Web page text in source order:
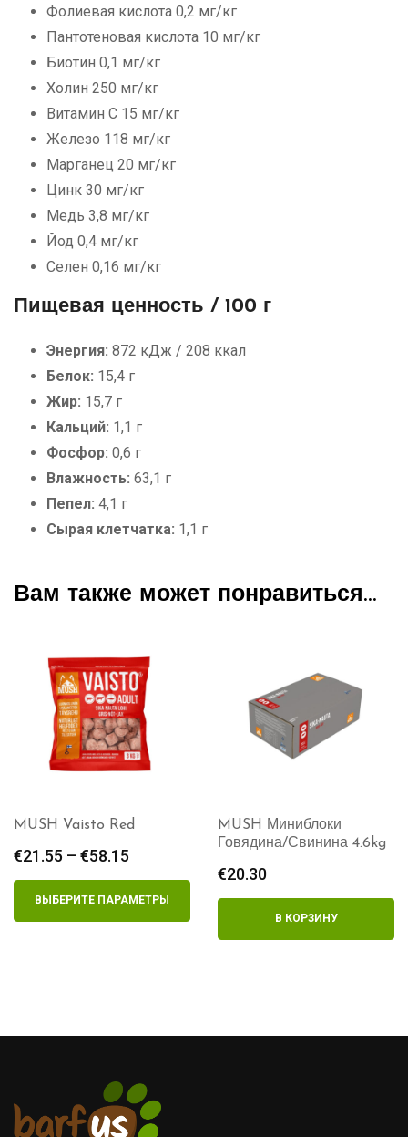
Фолиевая кислота 0,2 мг/кг
Пантотеновая кислота 10 мг/кг
Биотин 0,1 мг/кг
Холин 250 мг/кг
Витамин С 15 мг/кг
Железо 118 мг/кг
Марганец 20 мг/кг
Цинк 30 мг/кг
Медь 3,8 мг/кг
Йод 0,4 мг/кг
Селен 0,16 мг/кг
Пищевая ценность / 100 г
Энергия: 872 кДж / 208 ккал
Белок: 15,4 г
Жир: 15,7 г
Кальций: 1,1 г
Фосфор: 0,6 г
Влажность: 63,1 г
Пепел: 4,1 г
Сырая клетчатка: 1,1 г
Вам также может понравиться…
MUSH Vaisto Red
€21.55 – €58.15
цен:
€21.55
–
ВЫБЕРИТЕ ПАРАМЕТРЫ
MUSH Миниблоки
Говядина/Свинина 4.6kg
€20.30
В КОРЗИНУ